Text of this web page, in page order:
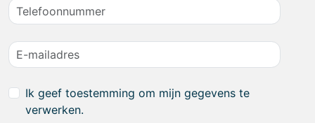
Ik geef toestemming om mijn gegevens te
verwerken.